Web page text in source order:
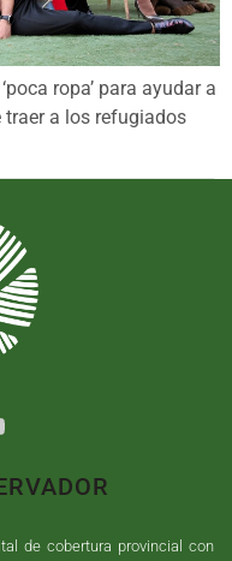
ropa’ para ayudar a
traer a los refugiados
de cobertura provincial con